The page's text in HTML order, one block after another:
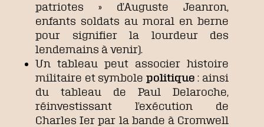
patriotes » d’Auguste Jeanron,
enfants soldats au moral en berne
pour signifier la lourdeur des
lendemains à venir).
Un tableau peut associer histoire
militaire et symbole politique : ainsi
du tableau de Paul Delaroche,
réinvestissant l’exécution de
Charles Ier par la bande à Cromwell